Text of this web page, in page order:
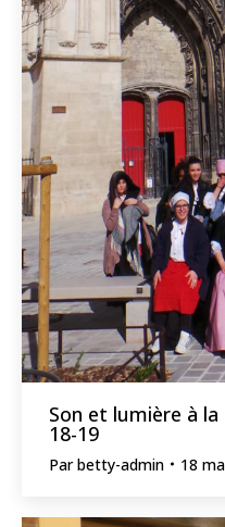
Son et lumière à
18-19
Parbetty-admin 18